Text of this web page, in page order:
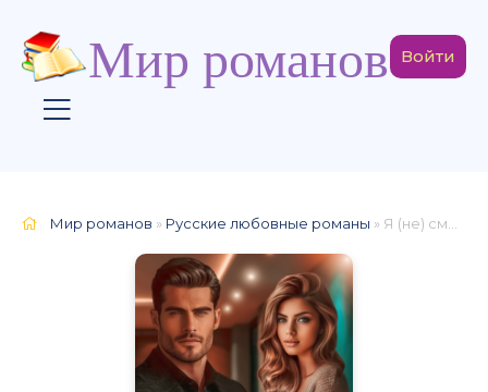
Мир романов Войти
Мир романов » Русские любовные романы » Я (не) смогу простить